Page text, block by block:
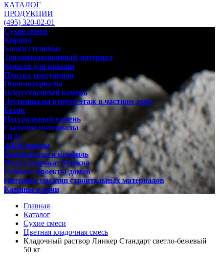
КАТАЛОГ
ПРОДУКЦИИ
(495) 320-02-01
Сухие смеси
Кирпич
Блоки стеновые
Теплоизоляционный материал
Кровля для крыши
Плитка тротуарная
Пиломатериалы
Искусственный камень
Лестницы на второй этаж в частном доме
Бетон
Натуральный камень
Сыпучие материалы
ПГП
ЖБИ заводы
Гипсокартон и профиль
Металлопрокат Москва
Готовые проекты домов
Интернет магазин строительных материалов
Камины и печи
Главная
Каталог
Сухие смеси
Цветная кладочная смесь
Кладочный раствор Линкер Стандарт светло-бежевый
50 кг